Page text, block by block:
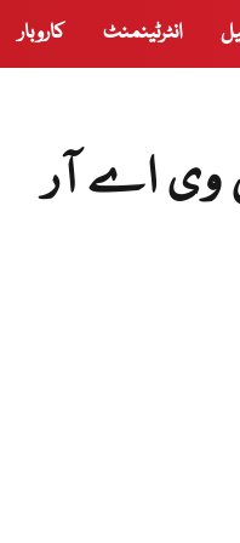
انٹرٹینمنٹ کاروبار
وی اے آر